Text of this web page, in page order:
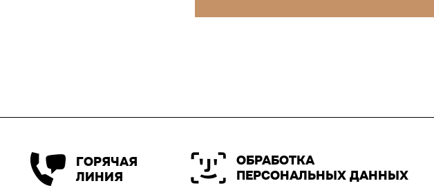
ГОРЯЧАЯ
ЛИНИЯ
ОБРАБОТКА
ПЕРСОНАЛЬНЫХ ДАННЫХ